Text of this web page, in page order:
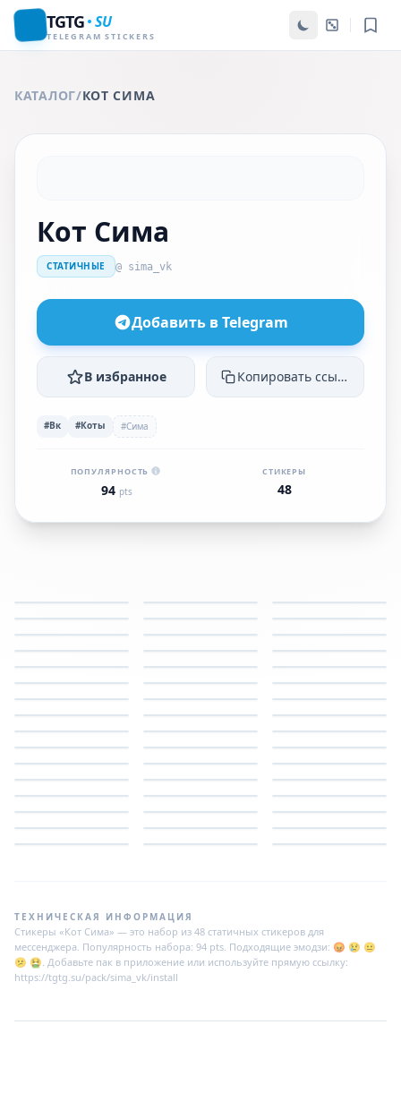
TGTG SU
TELEGRAM STICKERS
КАТАЛОГ/КОТ СИМА
Кот Сима
СТАТИЧНЫЕ @ sima_vk
Добавить в Telegram
В избранное Копировать ссылку
#Вк #Коты #Сима
ПОПУЛЯРНОСТЬ
94 pts
СТИКЕРЫ
48
ТЕХНИЧЕСКАЯ ИНФОРМАЦИЯ
Стикеры «Кот Сима» — это набор из 48 статичных стикеров для
мессенджера. Популярность набора: 94 pts. Подходящие эмодзи: 😡 😢 😐
😕 🤮. Добавьте пак в приложение или используйте прямую ссылку:
https://tgtg.su/pack/sima_vk/install